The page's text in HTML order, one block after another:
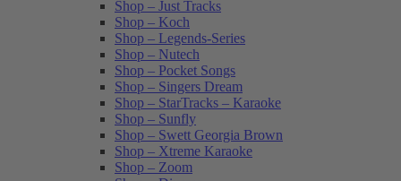
Shop – Just Tracks
Shop – Koch
Shop – Legends-Series
Shop – Nutech
Shop – Pocket Songs
Shop – Singers Dream
Shop – StarTracks – Karaoke
Shop – Sunfly
Shop – Swett Georgia Brown
Shop – Xtreme Karaoke
Shop – Zoom